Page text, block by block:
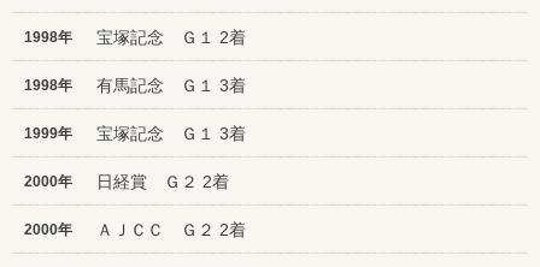
1998年 宝塚記念 Ｇ１ 2着
1998年 有馬記念 Ｇ１ 3着
1999年 宝塚記念 Ｇ１ 3着
2000年 日経賞 Ｇ２ 2着
2000年 ＡＪＣＣ Ｇ２ 2着